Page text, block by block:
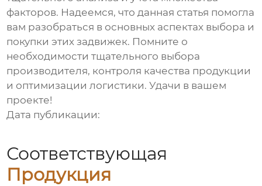
факторов. Надеемся, что данная статья помогла
вам разобраться в основных аспектах выбора и
покупки этих задвижек. Помните о
необходимости тщательного выбора
производителя, контроля качества продукции
и оптимизации логистики. Удачи в вашем
проекте!
Дата публикации:
Соответствующая
Продукция